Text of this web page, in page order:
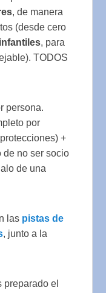
, de manera
(desde cero
infantiles, para
TODOS
persona.
por
+
de no ser socio
de una
las pistas de
, junto a la
preparado el